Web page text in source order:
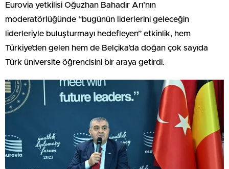
Eurovia yetkilisi Oğuzhan Bahadır Arı’nın
moderatörlüğünde “bugünün liderlerini geleceğin
liderleriyle buluşturmayı hedefleyen” etkinlik, hem
Türkiye’den gelen hem de Belçika’da doğan çok sayıda
Türk üniversite öğrencisini bir araya getirdi.